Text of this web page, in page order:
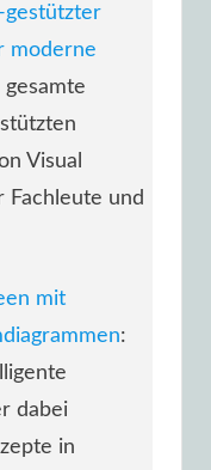
gestützter
moderne
gesamte
Visual
Fachleute und
mit
:
dabei
in